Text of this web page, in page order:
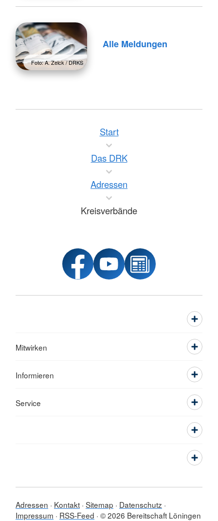
Foto: A. Zelck / DRKS
Alle Meldungen
Start
Das DRK
Adressen
Kreisverbände
Mitwirken
Informieren
Service
Adressen Kontakt Sitemap
Datenschutz
Impressum
RSS-Feed © 2026 Bereitschaft Löningen